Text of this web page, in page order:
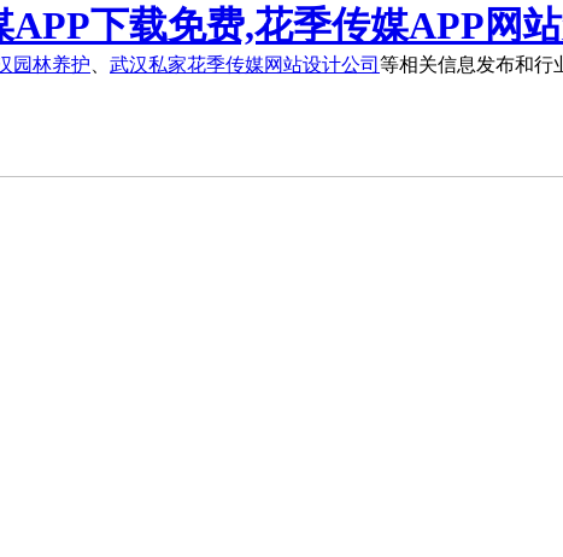
下载免费,花季传媒APP网
园林养护 武汉私家花季传媒网站设计公司 等相关信息发布和行业